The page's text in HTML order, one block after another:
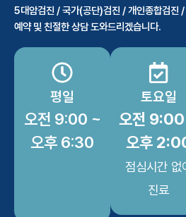
5대암검진 / 국가(공단)검진 / 개인종합검진 /
예약 및 친절한 상담 도와드리겠습니다.
평일
오전 9:00 ~
오후 6:30
토요일
오전
오후
점심시간 없
진료